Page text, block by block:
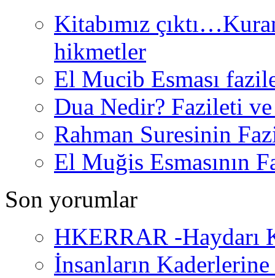
Kitabımız
hikmetler
El Mucib Esması
Dua Nedir? Fazileti
Rahman Suresinin
El Muğis Esmasının
Son yorumlar
HKERRAR -Haydarı
İnsanların